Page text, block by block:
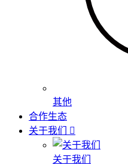
其他
合作生态
关于我们
关于我们